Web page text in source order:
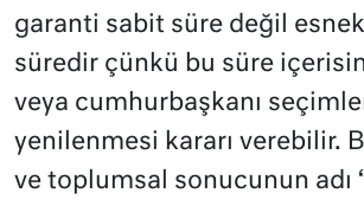
garanti sabit süre değil
süredir çünkü bu süre
veya cumhurbaşkanı
yenilenmesi kararı verebilir.
ve toplumsal sonucunun adı